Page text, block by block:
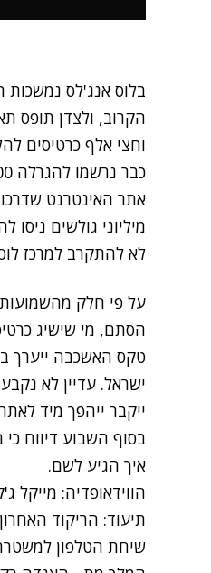
בלוס אנג'לס נמשכות
וחצי אלף כרטיסים
כבר נרשמו להגרלה 500 מיליון בני אדם.
אתר האינטרנט
מיליוני גולשים
לא להתקרב למרכז
על פי חלק
הסתם, מי שישיג
ישראל. עדיין לא
ייקבר ייהפך מיד
בסוף השבוע דיווח
איך הגיע לשם.
הווידאופדיה: מייקל
תיעוד: הריקוד
שיחת הטלפון